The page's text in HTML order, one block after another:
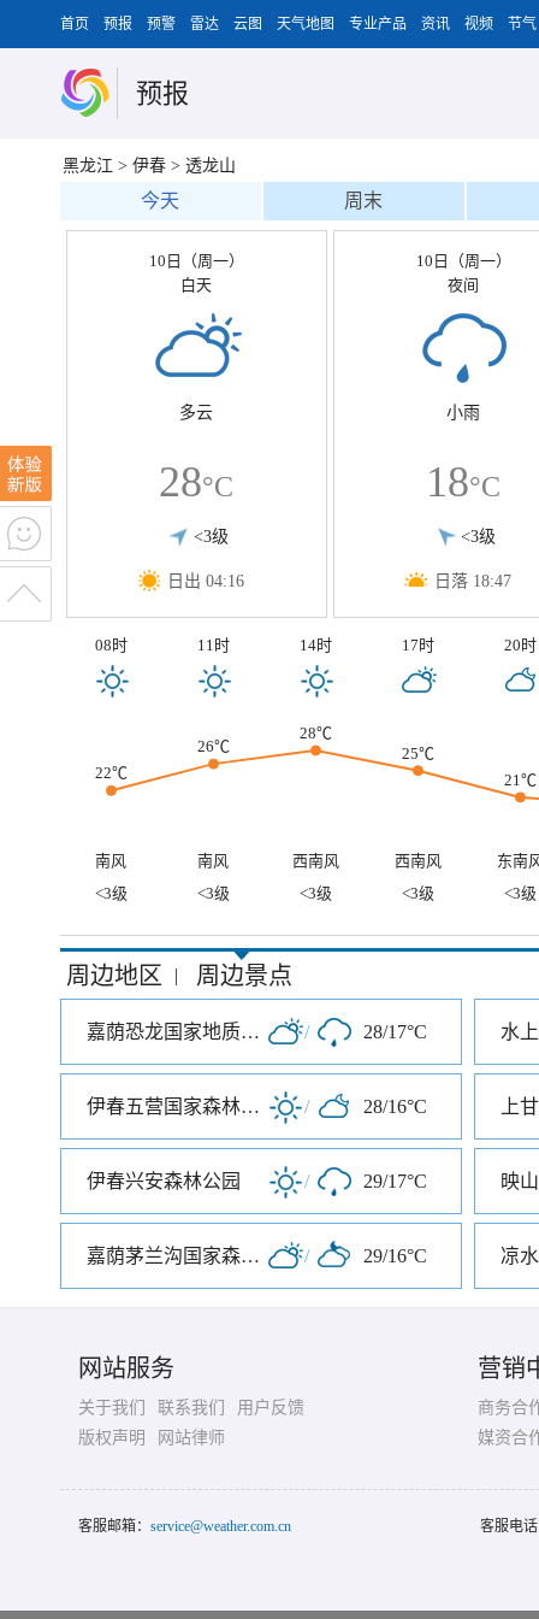
首页 预报 预警 雷达 云图 天气地图 专业产品 资讯 视频 节气
预报
黑龙江 > 伊春 > 透龙山
今天 周末
10日（周一）
白天
多云
28°C
<3级
日出 04:16
10日（周一）
夜间
小雨
18°C
<3级
日落 18:47
08时 11时 14时 17时 20时
22℃
26℃
28℃
25℃
21℃
南风 南风 西南风 西南风
东南
<3级
<3级 <3级 <3级 <3级
周边地区 | 周边景点
嘉荫恐龙国家地质公园 / 28/17°C 水
伊春五营国家森林公园 / 28/16°C
伊春兴安森林公园 / 29/17°C 映
嘉荫茅兰沟国家森林公园 / 29/16°C 凉
网站服务
关于我们 联系我们
用户反馈
版权声明
网站律师
营销
商务合
媒资合
客服邮箱： service@weather.com.cn 客服电